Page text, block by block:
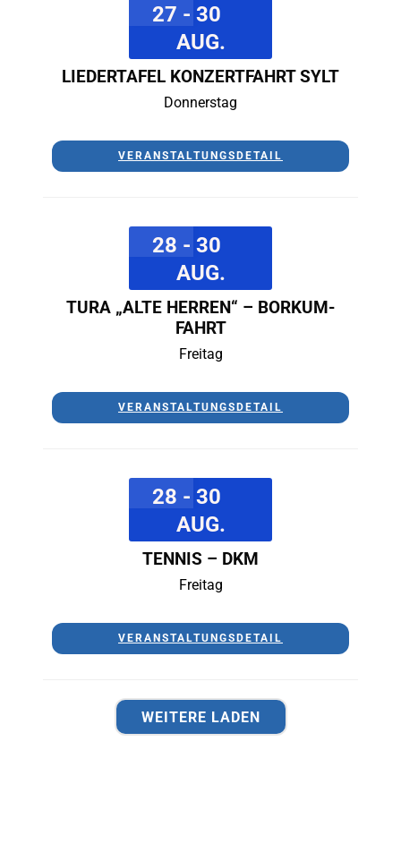
27 - 30
AUG.
LIEDERTAFEL KONZERTFAHRT SYLT
Donnerstag
VERANSTALTUNGSDETAIL
28 - 30
AUG.
TURA „ALTE HERREN“ – BORKUM-
FAHRT
Freitag
VERANSTALTUNGSDETAIL
28 - 30
AUG.
TENNIS – DKM
Freitag
VERANSTALTUNGSDETAIL
WEITERE LADEN